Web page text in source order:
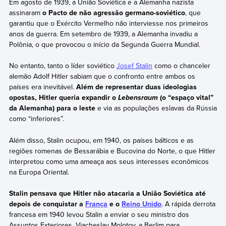
Soviética entre 1943 e 1944. Em maio de 1945 assinaram a
rendição incondicional aos Aliados.
Em agosto de 1939, a União Soviética e a Alemanha nazista
assinaram o Pacto de não agressão germano-soviético, que
garantiu que o Exército Vermelho não interviesse nos primeiros
anos da guerra. Em setembro de 1939, a Alemanha invadiu a
Polônia, o que provocou o início da Segunda Guerra Mundial.
No entanto, tanto o líder soviético Josef Stalin como o chanceler
alemão Adolf Hitler sabiam que o confronto entre ambos os
países era inevitável. Além de representar duas ideologias
opostas, Hitler queria expandir o Lebensraum(o “espaço vital”
da Alemanha) para o leste e via as populações eslavas da Rússia
como “inferiores”.
Além disso, Stalin ocupou, em 1940, os países bálticos e as
regiões romenas de Bessarábia e Bucovina do Norte, o que Hitler
interpretou como uma ameaça aos seus interesses econômicos
na Europa Oriental.
Stalin pensava que Hitler não atacaria a União Soviética até
depois de conquistar a França e o Reino Unido. A rápida derrota
francesa em 1940 levou Stalin a enviar o seu ministro dos